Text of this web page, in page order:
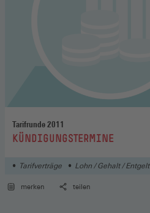
Tarifrunde 2011
:KÜNDIGUNGSTERMINE
Tarifverträge Lohn / Gehalt / Entgelt
merken teilen